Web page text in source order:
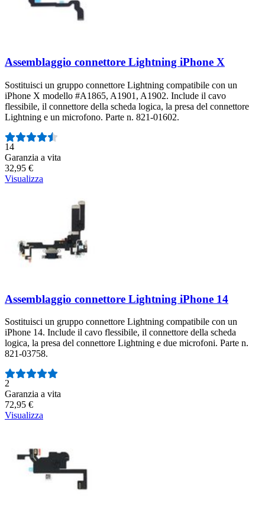
Assemblaggio connettore Lightning iPhone X
Sostituisci un gruppo connettore Lightning compatibile con un
iPhone X modello #A1865, A1901, A1902. Include il cavo
flessibile, il connettore della scheda logica, la presa del connettore
Lightning e un microfono. Parte n. 821-01602.
Numero di recensioni:
14
Garanzia a vita
32,95 €
Visualizza
Assemblaggio connettore Lightning iPhone 14
Sostituisci un gruppo connettore Lightning compatibile con un
iPhone 14. Include il cavo flessibile, il connettore della scheda
logica, la presa del connettore Lightning e due microfoni. Parte n.
821-03758.
Numero di recensioni:
2
Garanzia a vita
72,95 €
Visualizza